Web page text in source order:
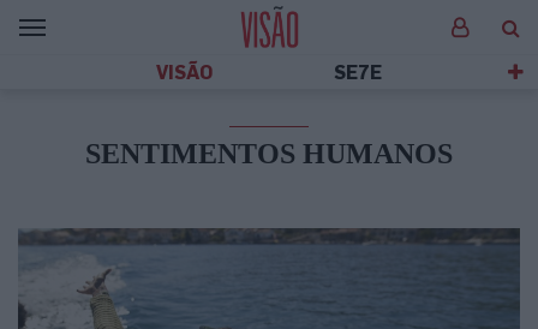
VISÃO SE7E
SENTIMENTOS HUMANOS